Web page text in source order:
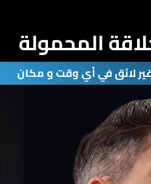
المحمولة
لائق في أي وقت و مكان